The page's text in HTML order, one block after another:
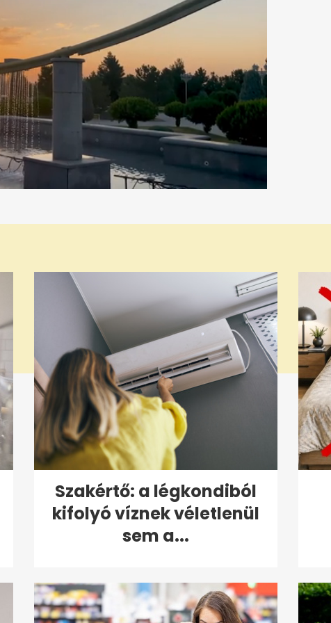
Szakértő: a légkondiból
kifolyó víznek véletlenül
sem a...